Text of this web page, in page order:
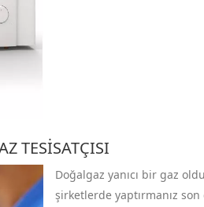
TESISATÇISI
Doğalgaz yanıcı bir gaz
şirketlerde yaptırmanız